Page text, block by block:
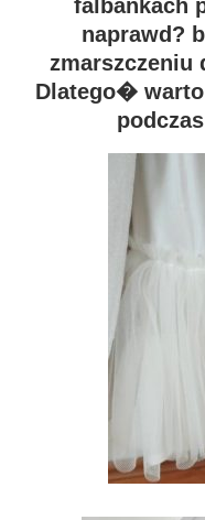
falbankach
naprawd?
zmarszczeniu
Dlatego�